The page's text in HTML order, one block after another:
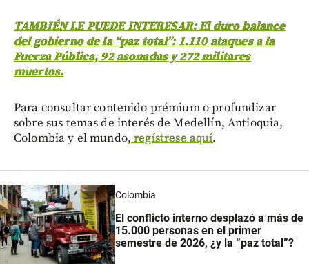
TAMBIÉN LE PUEDE INTERESAR: El duro balance
del gobierno de la “paz total”: 1.110 ataques a la
Fuerza Pública, 92 asonadas y 272 militares
muertos.
Para consultar contenido prémium o profundizar
sobre sus temas de interés de Medellín, Antioquia,
Colombia y el mundo, regístrese aquí.
Colombia
El conflicto interno desplazó a más de
15.000 personas en el primer
semestre de 2026, ¿y la “paz total”?